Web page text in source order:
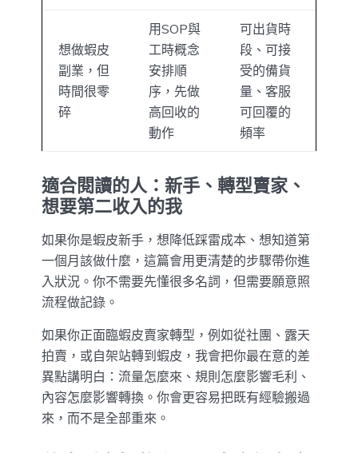
想做蝦皮
副業，但
時間很零
碎
用SOP與
工時概念
安排順
序，先做
高回收的
動作
可出貨時
段、可接
受的備貨
量、客服
可回覆的
頻率
適合閱讀的人：新手、轉型賣家、
想要第二收入的我
如果你是蝦皮新手，想降低踩雷成本、想知道第
一個月該做什麼，這篇會用更清楚的步驟帶你進
入狀況。你不需要先懂很多名詞，但需要願意照
流程做記錄。
如果你正面臨蝦皮賣家轉型，例如從社團、露天
拍賣，或自架站轉到蝦皮，我會把你最在意的差
異點講明白：流量怎麼來、規則怎麼影響毛利、
內容怎麼影響轉換。你會更容易把既有經驗搬過
來，而不是全部重來。